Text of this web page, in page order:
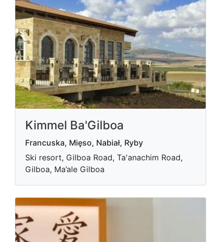
Kimmel Ba'Gilboa
Francuska, Mięso, Nabiał, Ryby
Ski resort, Gilboa Road, Ta'anachim Road,
Gilboa, Ma’ale Gilboa